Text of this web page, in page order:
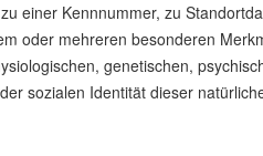
einer Kennnummer, zu
oder mehreren besonderen
genetischen,
sozialen Identität dieser